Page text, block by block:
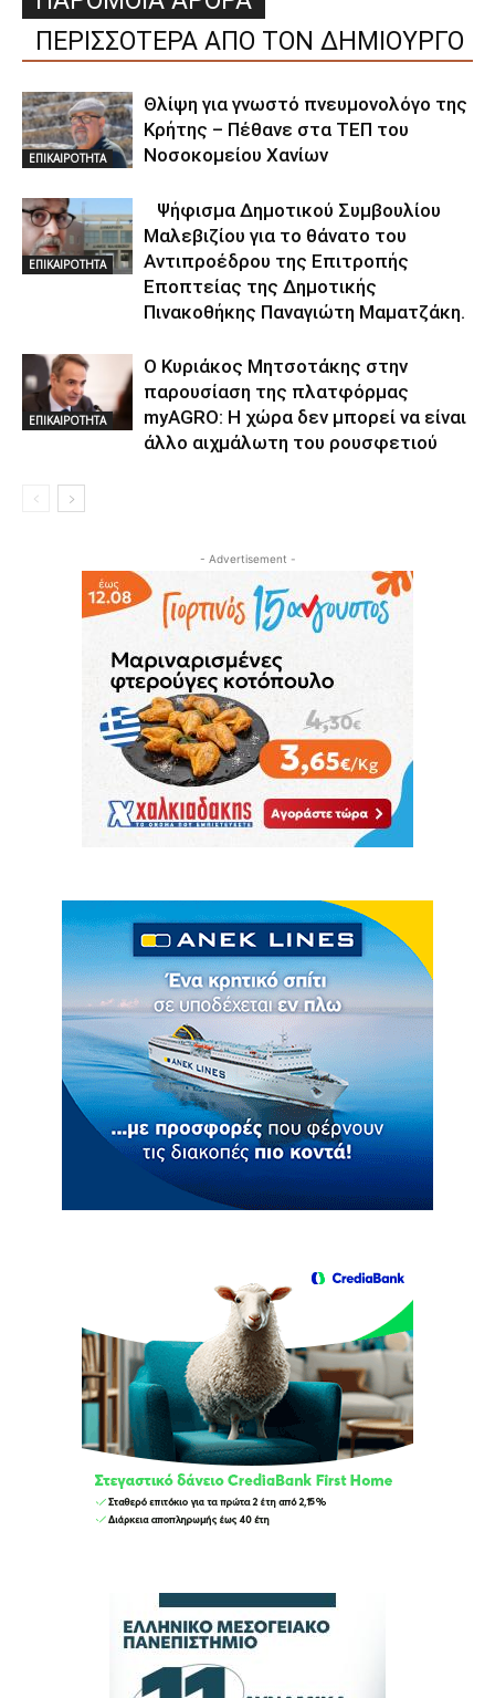
ΠΕΡΙΣΣΟΤΕΡΑ ΑΠΟ ΤΟΝ ΔΗΜΙΟΥΡΓΟ
ΕΠΙΚΑΙΡΟΤΗΤΑ
Θλίψη για γνωστό πνευμονολόγο της
Κρήτης – Πέθανε στα ΤΕΠ του
Νοσοκομείου Χανίων
ΕΠΙΚΑΙΡΟΤΗΤΑ
Ψήφισμα Δημοτικού Συμβουλίου
Μαλεβιζίου για το θάνατο του
Αντιπροέδρου της Επιτροπής
Εποπτείας της Δημοτικής
Πινακοθήκης Παναγιώτη Μαματζάκη.
ΕΠΙΚΑΙΡΟΤΗΤΑ
Ο Κυριάκος Μητσοτάκης στην
παρουσίαση της πλατφόρμας
myAGRO: Η χώρα δεν μπορεί να είναι
άλλο αιχμάλωτη του ρουσφετιού
- Advertisement -